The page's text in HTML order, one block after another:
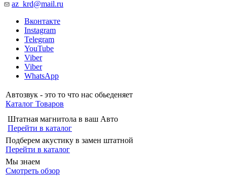
az_krd@mail.ru
Вконтакте
Instagram
Telegram
YouTube
Viber
Viber
WhatsApp
Автозвук - это то что нас обьеденяет
Каталог Товаров
Штатная магнитола в ваш Авто
Перейти в каталог
Подберем акустику в замен штатной
Перейти в каталог
Мы знаем
Смотреть обзор